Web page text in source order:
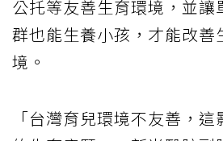
公托等友善生育環境，並讓
群也能生養小孩，才能改善
境。
「台灣育兒環境不友善，